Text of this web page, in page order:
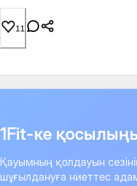
11
1Fit-ке
Қауымның қолдауын
шұғылдануға ниеттес